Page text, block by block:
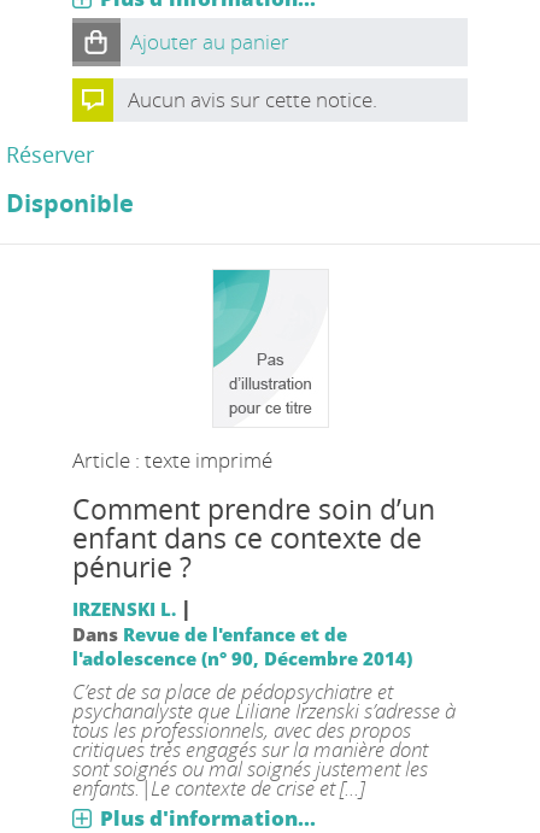
Ajouter au panier
Aucun avis sur cette notice.
Réserver
Disponible
Article : texte imprimé
Comment prendre soin d’un
enfant dans ce contexte de
pénurie ?
IRZENSKI L. |
Dans Revue de l'enfance et de
l'adolescence (n° 90, Décembre 2014)
C’est de sa place de pédopsychiatre et
psychanalyste que Liliane Irzenski s’adresse à
tous les professionnels, avec des propos
critiques très engagés sur la manière dont
sont soignés ou mal soignés justement les
enfants.|Le contexte de crise et [...]
Plus d'information...